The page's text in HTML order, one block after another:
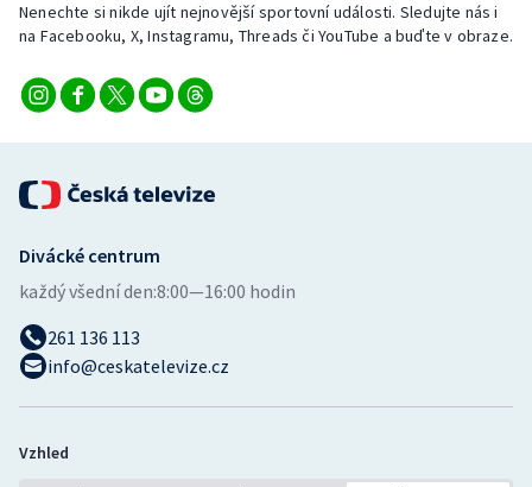
Veslování
Vodní slalom
Ostatní
Nenechte si nikde ujít nejnovější sportovní události. Sledujte nás i
na Facebooku, X, Instagramu, Threads či YouTube a buďte v obraze.
Divácké centrum
každý všední den:8:00—16:00 hodin
261 136 113
info@ceskatelevize.cz
Vzhled